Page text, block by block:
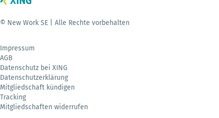
© New Work SE | Alle Rechte vorbehalten
Impressum
AGB
Datenschutz bei XING
Datenschutzerklärung
Mitgliedschaft kündigen
Tracking
Mitgliedschaften widerrufen